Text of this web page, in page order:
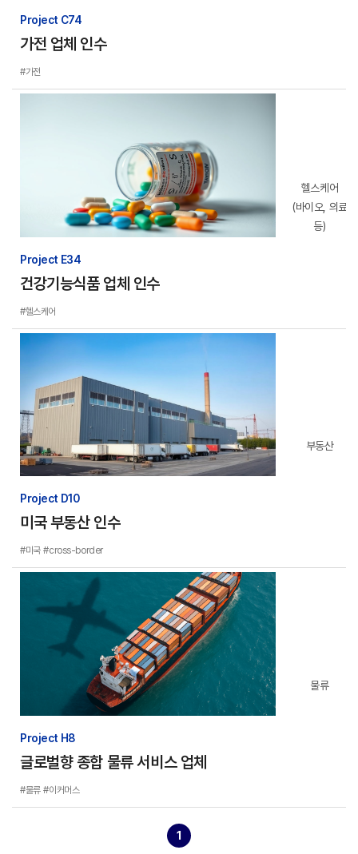
Project C74
가전 업체 인수
#가전
Project E34
건강기능식품 업체 인수
#헬스케어
헬스케어
(바이오, 의료
등)
Project D10
미국 부동산 인수
#미국 #cross-border
부동산
Project H8
글로벌향 종합 물류 서비스 업체
#물류 #이커머스
물류
1